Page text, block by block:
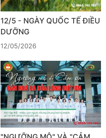
12/5 - NGÀY QUỐC TẾ ĐIỀU
DƯỠNG
12/05/2026